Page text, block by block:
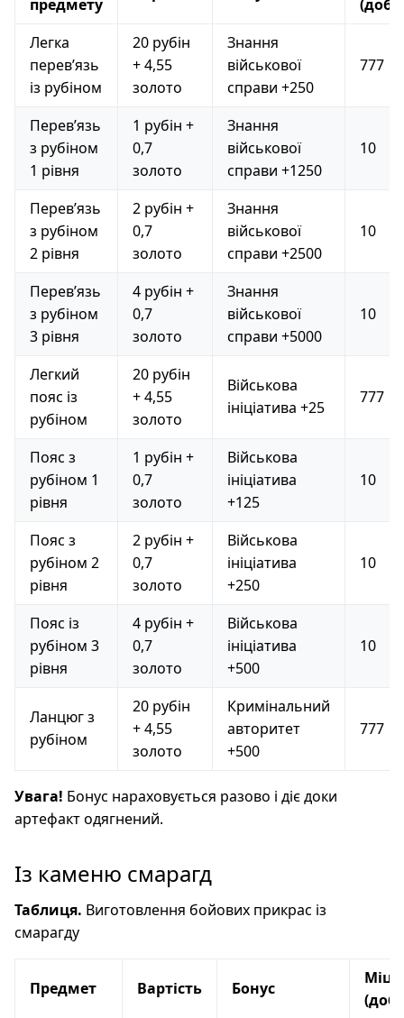
предмету
(добу)
Легка
перев’язь
із рубіном
20 рубін
+ 4,55
золото
Знання
військової
справи +250
777
Перев’язь
з рубіном
1 рівня
1 рубін +
0,7
золото
Знання
військової
справи +1250
10
Перев’язь
з рубіном
2 рівня
2 рубін +
0,7
золото
Знання
військової
справи +2500
10
Перев’язь
з рубіном
3 рівня
4 рубін +
0,7
золото
Знання
військової
справи +5000
10
Легкий
пояс із
рубіном
20 рубін
+ 4,55
золото
Військова
ініціатива +25
777
Пояс з
рубіном 1
рівня
1 рубін +
0,7
золото
Військова
ініціатива
+125
10
Пояс з
рубіном 2
рівня
2 рубін +
0,7
золото
Військова
ініціатива
+250
10
Пояс із
рубіном 3
рівня
4 рубін +
0,7
золото
Військова
ініціатива
+500
10
Ланцюг з
рубіном
20 рубін
+ 4,55
золото
Кримінальний
авторитет
+500
777
Увага! Бонус нараховується разово і діє доки
артефакт одягнений.
Із каменю смарагд
Таблиця. Виготовлення бойових прикрас із
смарагду
Предмет Вартість Бонус